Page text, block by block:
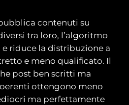
contenuti su
tra loro, l’algoritmo
riduce la distribuzione a
e meno qualificato. Il
post ben scritti ma
ottengono meno
ma perfettamente